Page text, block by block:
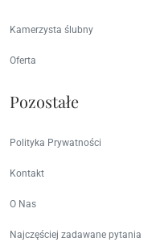
Kamerzysta ślubny
Oferta
Pozostałe
Polityka Prywatności
Kontakt
O Nas
Najczęściej zadawane pytania